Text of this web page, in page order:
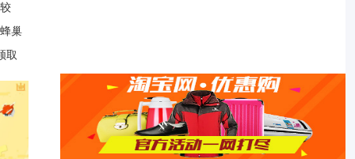
巢
取